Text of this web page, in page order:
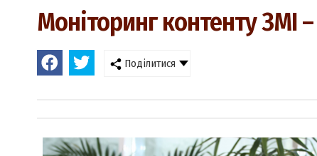
Моніторинг контенту ЗМІ
Поділитися